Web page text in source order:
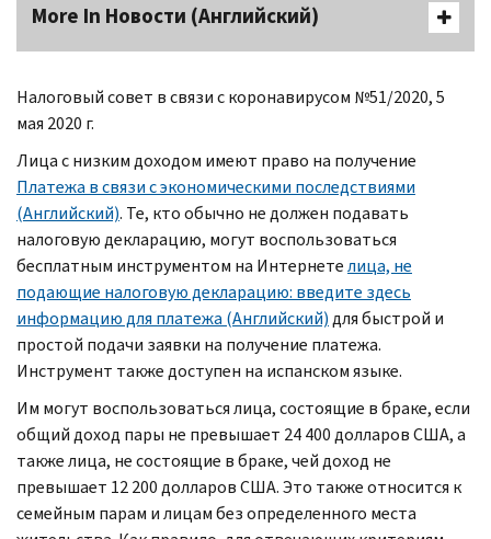
More In Новости (Английский)
Налоговый совет в связи с коронавирусом №51/2020, 5
мая 2020 г.
Лица с низким доходом имеют право на получение
Платежа в связи с экономическими последствиями
(Английский). Те, кто обычно не должен подавать
налоговую декларацию, могут воспользоваться
бесплатным инструментом на Интернетелица, не
подающие налоговую декларацию: введите здесь
информацию для платежа (Английский)для быстрой и
простой подачи заявки на получение платежа.
Инструмент также доступен на испанском языке.
Им могут воспользоваться лица, состоящие в браке, если
общий доход пары не превышает 24 400 долларов США, а
также лица, не состоящие в браке, чей доход не
превышает 12 200 долларов США. Это также относится к
семейным парам и лицам без определенного места